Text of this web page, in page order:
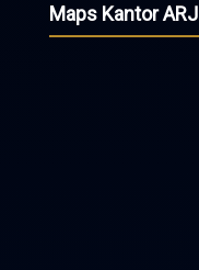
Maps Kantor ARJ